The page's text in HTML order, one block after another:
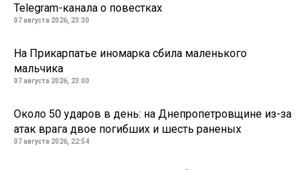
Telegram-канала о повестках
07 августа 2026, 23:30
На Прикарпатье иномарка сбила маленького
мальчика
07 августа 2026, 23:00
Около 50 ударов в день: на Днепропетровщине из-за
атак врага двое погибших и шесть раненых
07 августа 2026, 22:54